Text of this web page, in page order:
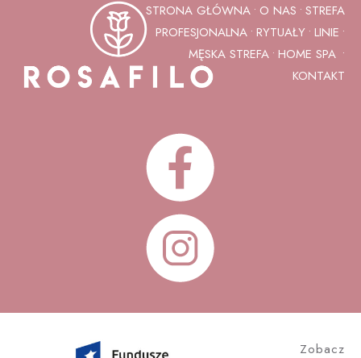
STRONA GŁÓWNA • O NAS • STREFA
PROFESJONALNA • RYTUAŁY • LINIE •
MĘSKA STREFA • HOME SPA •
KONTAKT
Zobacz